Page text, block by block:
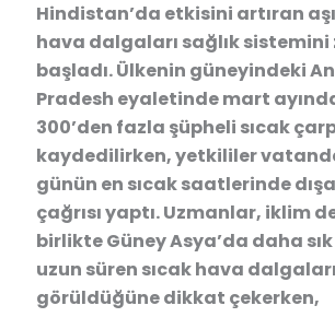
Hindistan’da etkisini artıran
hava dalgaları sağlık
başladı. Ülkenin güneyindeki
Pradesh eyaletinde mart
300’den fazla şüpheli sıcak
kaydedilirken, yetkililer
günün en sıcak saatlerinde
çağrısı yaptı. Uzmanlar, iklim
birlikte Güney Asya’da daha
uzun süren sıcak hava
görüldüğüne dikkat çekerken,